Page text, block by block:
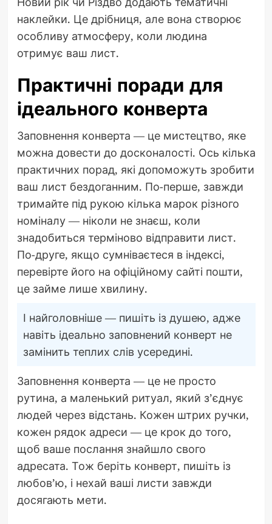
наклейки. Це дрібниця, але вона створює
особливу атмосферу, коли людина
отримує ваш лист.
Практичні поради для
ідеального конверта
Заповнення конверта — це мистецтво, яке
можна довести до досконалості. Ось кілька
практичних порад, які допоможуть зробити
ваш лист бездоганним. По-перше, завжди
тримайте під рукою кілька марок різного
номіналу — ніколи не знаєш, коли
знадобиться терміново відправити лист.
По-друге, якщо сумніваєтеся в індексі,
перевірте його на офіційному сайті пошти,
це займе лише хвилину.
І найголовніше — пишіть із душею, адже
навіть ідеально заповнений конверт не
замінить теплих слів усередині.
Заповнення конверта — це не просто
рутина, а маленький ритуал, який з’єднує
людей через відстань. Кожен штрих ручки,
кожен рядок адреси — це крок до того,
щоб ваше послання знайшло свого
адресата. Тож беріть конверт, пишіть із
любов’ю, і нехай ваші листи завжди
досягають мети.